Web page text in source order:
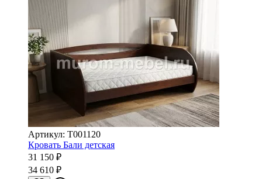
Артикул: Т001120
Кровать Бали детская
31 150 ₽
34 610 ₽